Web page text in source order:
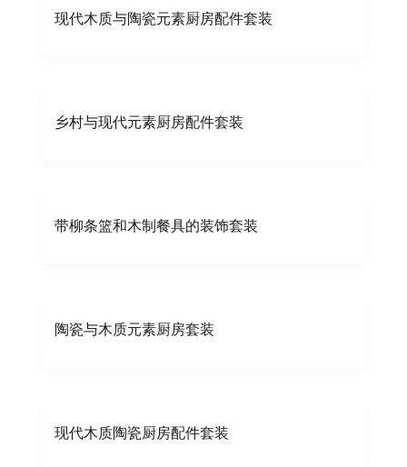
现代木质与陶瓷元素厨房配件套装
乡村与现代元素厨房配件套装
带柳条篮和木制餐具的装饰套装
陶瓷与木质元素厨房套装
现代木质陶瓷厨房配件套装